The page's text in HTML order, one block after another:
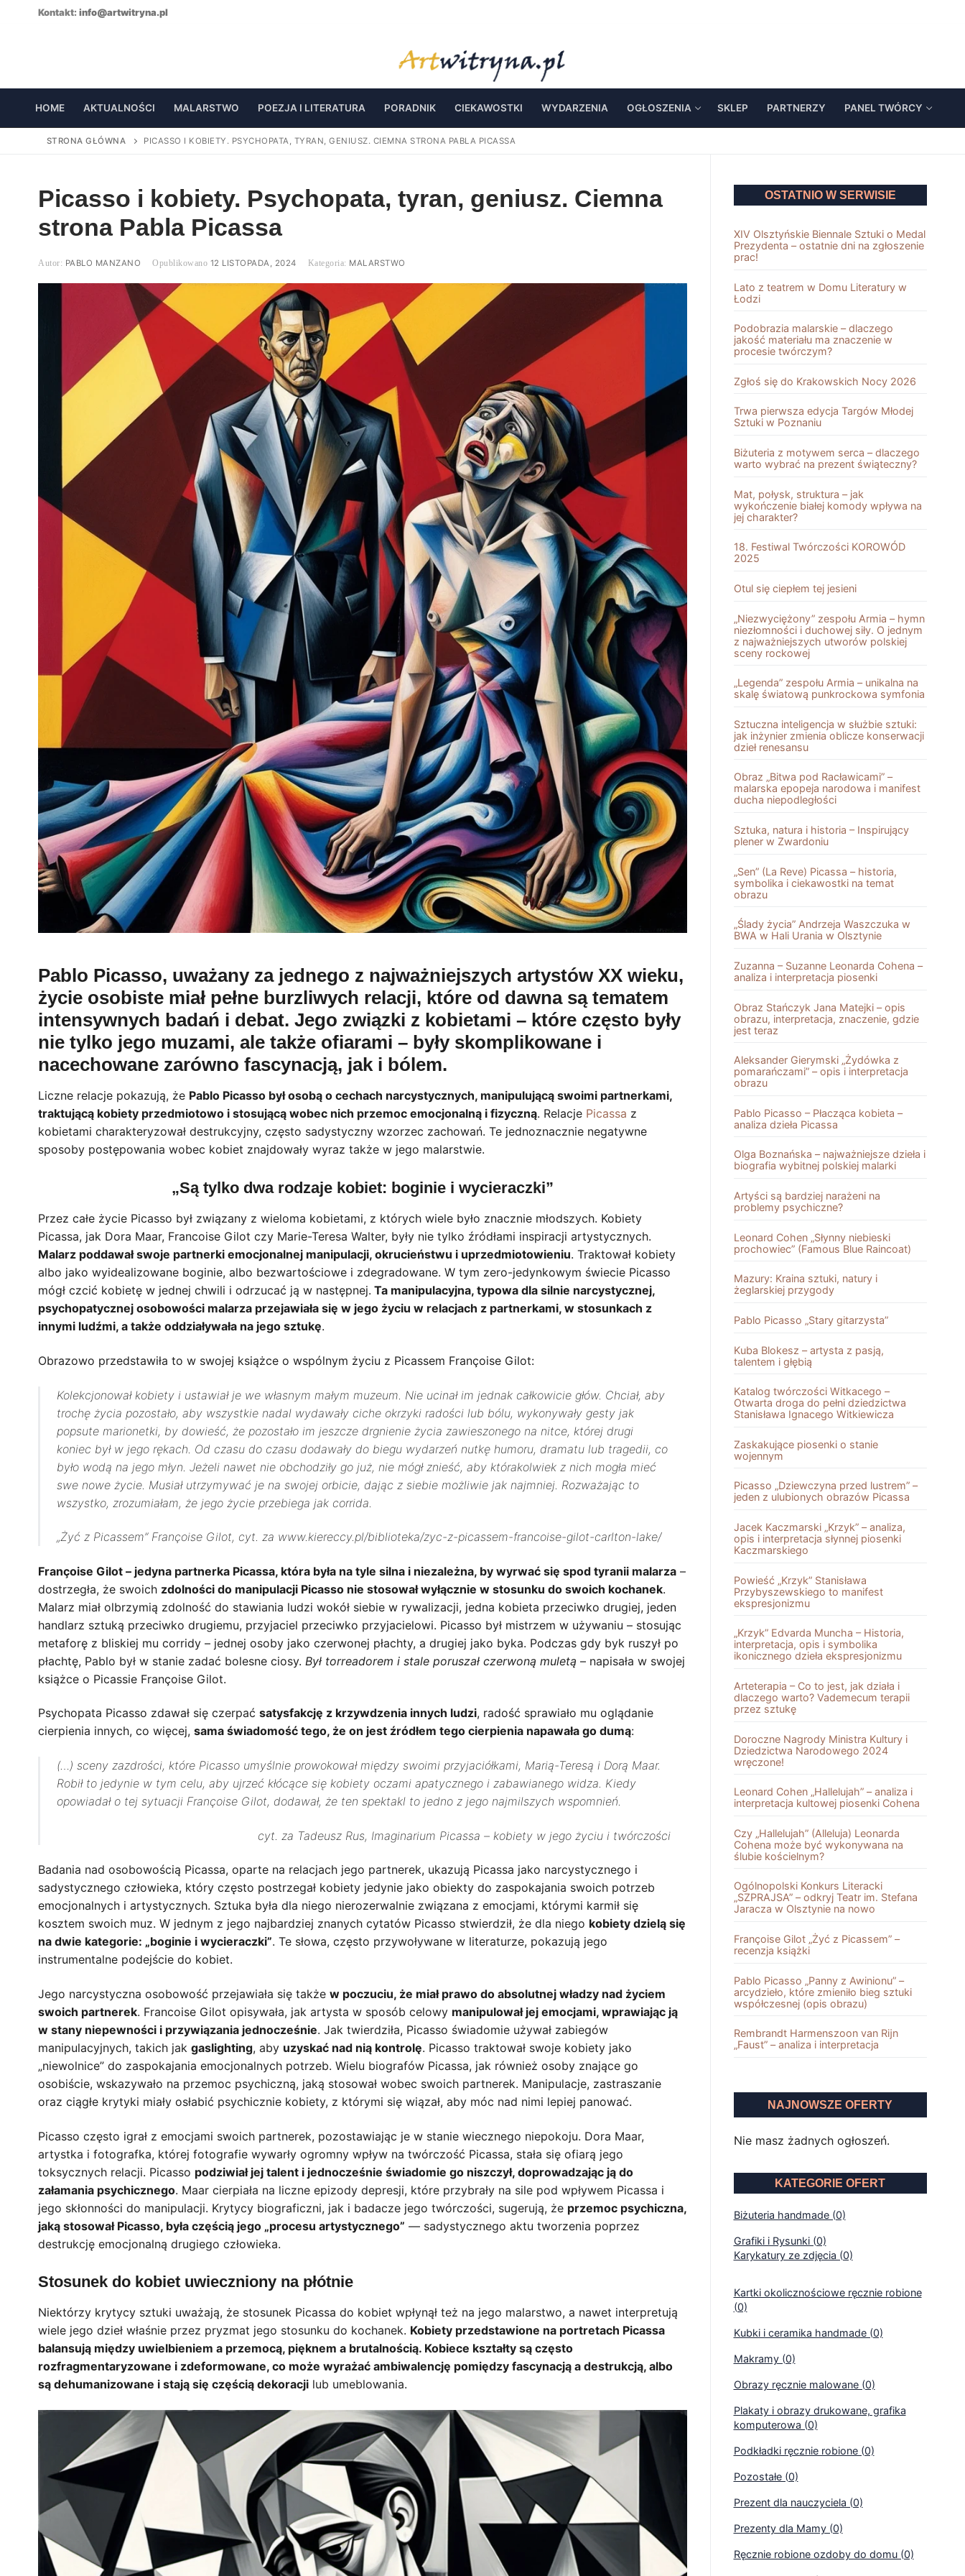
Kontakt: info@artwitryna.pl
HOME AKTUALNOŚCI MALARSTWO POEZJA I LITERATURA PORADNIK CIEKAWOSTKI WYDARZENIA OGŁOSZENIA SKLEP PARTNERZY PANEL TWÓRCY
STRONA GŁÓWNA PICASSO I KOBIETY. PSYCHOPATA, TYRAN, GENIUSZ. CIEMNA STRONA PABLA PICASSA
Picasso i kobiety. Psychopata, tyran, geniusz. Ciemna
strona Pabla Picassa
PABLO MANZANO 12 LISTOPADA, 2024 MALARSTWO
Pablo Picasso, uważany za jednego z najważniejszych artystów XX wieku,
życie osobiste miał pełne burzliwych relacji, które od dawna są tematem
intensywnych badań i debat. Jego związki z kobietami – które często były
nie tylko jego muzami, ale także ofiarami – były skomplikowane i
nacechowane zarówno fascynacją, jak i bólem.
Liczne relacje pokazują, że Pablo Picasso był osobą o cechach narcystycznych, manipulującą swoimi partnerkami,
traktującą kobiety przedmiotowo i stosującą wobec nich przemoc emocjonalną i fizyczną. Relacje Picassa z
kobietami charakteryzował destrukcyjny, często sadystyczny wzorzec zachowań. Te jednoznacznie negatywne
sposoby postępowania wobec kobiet znajdowały wyraz także w jego malarstwie.
„Są tylko dwa rodzaje kobiet: boginie i wycieraczki”
Przez całe życie Picasso był związany z wieloma kobietami, z których wiele było znacznie młodszych. Kobiety
Picassa, jak Dora Maar, Francoise Gilot czy Marie-Teresa Walter, były nie tylko źródłami inspiracji artystycznych.
Malarz poddawał swoje partnerki emocjonalnej manipulacji, okrucieństwu i uprzedmiotowieniu. Traktował kobiety
albo jako wyidealizowane boginie, albo bezwartościowe i zdegradowane. W tym zero-jedynkowym świecie Picasso
mógł czcić kobietę w jednej chwili i odrzucać ją w następnej. Ta manipulacyjna, typowa dla silnie narcystycznej,
psychopatycznej osobowości malarza przejawiała się w jego życiu w relacjach z partnerkami, w stosunkach z
innymi ludźmi, a także oddziaływała na jego sztukę.
Obrazowo przedstawiła to w swojej książce o wspólnym życiu z Picassem Françoise Gilot:
Kolekcjonował kobiety i ustawiał je we własnym małym muzeum. Nie ucinał im jednak całkowicie głów. Chciał, aby
trochę życia pozostało, aby wszystkie nadal wydawały ciche okrzyki radości lub bólu, wykonywały gesty jak
popsute marionetki, by dowieść, że pozostało im jeszcze drgnienie życia zawieszonego na nitce, której drugi
koniec był w jego rękach. Od czasu do czasu dodawały do biegu wydarzeń nutkę humoru, dramatu lub tragedii, co
było wodą na jego młyn. Jeżeli nawet nie obchodziły go już, nie mógł znieść, aby którakolwiek z nich mogła mieć
swe nowe życie. Musiał utrzymywać je na swojej orbicie, dając z siebie możliwie jak najmniej. Rozważając to
wszystko, zrozumiałam, że jego życie przebiega jak corrida.
„Żyć z Picassem” Françoise Gilot, cyt. za www.kiereccy.pl/biblioteka/zyc-z-picassem-francoise-gilot-carlton-lake/
Françoise Gilot – jedyna partnerka Picassa, która była na tyle silna i niezależna, by wyrwać się spod tyranii malarza –
dostrzegła, że swoich zdolności do manipulacji Picasso nie stosował wyłącznie w stosunku do swoich kochanek.
Malarz miał olbrzymią zdolność do stawiania ludzi wokół siebie w rywalizacji, jedna kobieta przeciwko drugiej, jeden
handlarz sztuką przeciwko drugiemu, przyjaciel przeciwko przyjacielowi. Picasso był mistrzem w używaniu – stosując
metaforę z bliskiej mu corridy – jednej osoby jako czerwonej płachty, a drugiej jako byka. Podczas gdy byk ruszył po
płachtę, Pablo był w stanie zadać bolesne ciosy. Był torreadorem i stale poruszał czerwoną muletą – napisała w swojej
książce o Picassie Françoise Gilot.
Psychopata Picasso zdawał się czerpać satysfakcję z krzywdzenia innych ludzi, radość sprawiało mu oglądanie
cierpienia innych, co więcej, sama świadomość tego, że on jest źródłem tego cierpienia napawała go dumą:
(…) sceny zazdrości, które Picasso umyślnie prowokował między swoimi przyjaciółkami, Marią-Teresą i Dorą Maar.
Robił to jedynie w tym celu, aby ujrzeć kłócące się kobiety oczami apatycznego i zabawianego widza. Kiedy
opowiadał o tej sytuacji Françoise Gilot, dodawał, że ten spektakl to jedno z jego najmilszych wspomnień.
cyt. za Tadeusz Rus, Imaginarium Picassa – kobiety w jego życiu i twórczości
Badania nad osobowością Picassa, oparte na relacjach jego partnerek, ukazują Picassa jako narcystycznego i
sadystycznego człowieka, który często postrzegał kobiety jedynie jako obiekty do zaspokajania swoich potrzeb
emocjonalnych i artystycznych. Sztuka była dla niego nierozerwalnie związana z emocjami, którymi karmił się
kosztem swoich muz. W jednym z jego najbardziej znanych cytatów Picasso stwierdził, że dla niego kobiety dzielą się
na dwie kategorie: „boginie i wycieraczki”. Te słowa, często przywoływane w literaturze, pokazują jego
instrumentalne podejście do kobiet.
Jego narcystyczna osobowość przejawiała się także w poczuciu, że miał prawo do absolutnej władzy nad życiem
swoich partnerek. Francoise Gilot opisywała, jak artysta w sposób celowy manipulował jej emocjami, wprawiając ją
w stany niepewności i przywiązania jednocześnie. Jak twierdziła, Picasso świadomie używał zabiegów
manipulacyjnych, takich jak gaslighting, aby uzyskać nad nią kontrolę. Picasso traktował swoje kobiety jako
„niewolnice” do zaspokajania emocjonalnych potrzeb. Wielu biografów Picassa, jak również osoby znające go
osobiście, wskazywało na przemoc psychiczną, jaką stosował wobec swoich partnerek. Manipulacje, zastraszanie
oraz ciągłe krytyki miały osłabić psychicznie kobiety, z którymi się wiązał, aby móc nad nimi lepiej panować.
Picasso często igrał z emocjami swoich partnerek, pozostawiając je w stanie wiecznego niepokoju. Dora Maar,
artystka i fotografka, której fotografie wywarły ogromny wpływ na twórczość Picassa, stała się ofiarą jego
toksycznych relacji. Picasso podziwiał jej talent i jednocześnie świadomie go niszczył, doprowadzając ją do
załamania psychicznego. Maar cierpiała na liczne epizody depresji, które przybrały na sile pod wpływem Picassa i
jego skłonności do manipulacji. Krytycy biograficzni, jak i badacze jego twórczości, sugerują, że przemoc psychiczna,
jaką stosował Picasso, była częścią jego „procesu artystycznego” — sadystycznego aktu tworzenia poprzez
destrukcję emocjonalną drugiego człowieka.
Stosunek do kobiet uwieczniony na płótnie
Niektórzy krytycy sztuki uważają, że stosunek Picassa do kobiet wpłynął też na jego malarstwo, a nawet interpretują
wiele jego dzieł właśnie przez pryzmat jego stosunku do kochanek. Kobiety przedstawione na portretach Picassa
balansują między uwielbieniem a przemocą, pięknem a brutalnością. Kobiece kształty są często
rozfragmentaryzowane i zdeformowane, co może wyrażać ambiwalencję pomiędzy fascynacją a destrukcją, albo
są dehumanizowane i stają się częścią dekoracji lub umeblowania.
OSTATNIO W SERWISIE
XIV Olsztyńskie Biennale Sztuki o Medal
Prezydenta – ostatnie dni na zgłoszenie
prac!
Lato z teatrem w Domu Literatury w
Łodzi
Podobrazia malarskie – dlaczego
jakość materiału ma znaczenie w
procesie twórczym?
Zgłoś się do Krakowskich Nocy 2026
Trwa pierwsza edycja Targów Młodej
Sztuki w Poznaniu
Biżuteria z motywem serca – dlaczego
warto wybrać na prezent świąteczny?
Mat, połysk, struktura – jak
wykończenie białej komody wpływa na
jej charakter?
18. Festiwal Twórczości KOROWÓD
2025
Otul się ciepłem tej jesieni
„Niezwyciężony” zespołu Armia – hymn
niezłomności i duchowej siły. O jednym
z najważniejszych utworów polskiej
sceny rockowej
„Legenda” zespołu Armia – unikalna na
skalę światową punkrockowa symfonia
Sztuczna inteligencja w służbie sztuki:
jak inżynier zmienia oblicze konserwacji
dzieł renesansu
Obraz „Bitwa pod Racławicami” –
malarska epopeja narodowa i manifest
ducha niepodległości
Sztuka, natura i historia – Inspirujący
plener w Zwardoniu
„Sen” (La Reve) Picassa – historia,
symbolika i ciekawostki na temat
obrazu
„Ślady życia” Andrzeja Waszczuka w
BWA w Hali Urania w Olsztynie
Zuzanna – Suzanne Leonarda Cohena –
analiza i interpretacja piosenki
Obraz Stańczyk Jana Matejki – opis
obrazu, interpretacja, znaczenie, gdzie
jest teraz
Aleksander Gierymski „Żydówka z
pomarańczami” – opis i interpretacja
obrazu
Pablo Picasso – Płacząca kobieta –
analiza dzieła Picassa
Olga Boznańska – najważniejsze dzieła i
biografia wybitnej polskiej malarki
Artyści są bardziej narażeni na
problemy psychiczne?
Leonard Cohen „Słynny niebieski
prochowiec” (Famous Blue Raincoat)
Mazury: Kraina sztuki, natury i
żeglarskiej przygody
Pablo Picasso „Stary gitarzysta”
Kuba Blokesz – artysta z pasją,
talentem i głębią
Katalog twórczości Witkacego –
Otwarta droga do pełni dziedzictwa
Stanisława Ignacego Witkiewicza
Zaskakujące piosenki o stanie
wojennym
Picasso „Dziewczyna przed lustrem” –
jeden z ulubionych obrazów Picassa
Jacek Kaczmarski „Krzyk” – analiza,
opis i interpretacja słynnej piosenki
Kaczmarskiego
Powieść „Krzyk” Stanisława
Przybyszewskiego to manifest
ekspresjonizmu
„Krzyk” Edvarda Muncha – Historia,
interpretacja, opis i symbolika
ikonicznego dzieła ekspresjonizmu
Arteterapia – Co to jest, jak działa i
dlaczego warto? Vademecum terapii
przez sztukę
Doroczne Nagrody Ministra Kultury i
Dziedzictwa Narodowego 2024
wręczone!
Leonard Cohen „Hallelujah” – analiza i
interpretacja kultowej piosenki Cohena
Czy „Hallelujah” (Alleluja) Leonarda
Cohena może być wykonywana na
ślubie kościelnym?
Ogólnopolski Konkurs Literacki
„SZPRAJSA” – odkryj Teatr im. Stefana
Jaracza w Olsztynie na nowo
Françoise Gilot „Żyć z Picassem” –
recenzja książki
Pablo Picasso „Panny z Awinionu” –
arcydzieło, które zmieniło bieg sztuki
współczesnej (opis obrazu)
Rembrandt Harmenszoon van Rĳn
„Faust” – analiza i interpretacja
NAJNOWSZE OFERTY
Nie masz żadnych ogłoszeń.
KATEGORIE OFERT
Biżuteria handmade (0)
Grafiki i Rysunki (0)
Karykatury ze zdjęcia (0)
Kartki okolicznościowe ręcznie robione
(0)
Kubki i ceramika handmade (0)
Makramy (0)
Obrazy ręcznie malowane (0)
Plakaty i obrazy drukowane, grafika
komputerowa (0)
Podkładki ręcznie robione (0)
Pozostałe (0)
Prezent dla nauczyciela (0)
Prezenty dla Mamy (0)
Ręcznie robione ozdoby do domu (0)